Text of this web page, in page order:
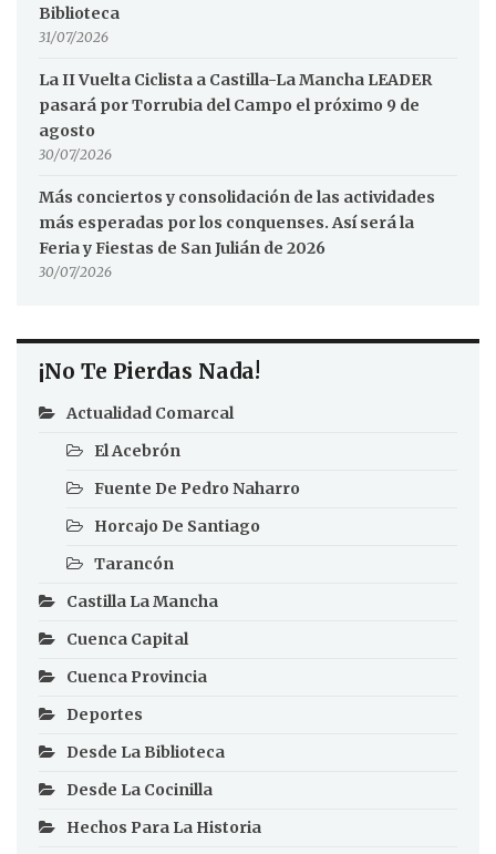
Biblioteca
31/07/2026
La II Vuelta Ciclista a Castilla-La Mancha LEADER
pasará por Torrubia del Campo el próximo 9 de
agosto
30/07/2026
Más conciertos y consolidación de las actividades
más esperadas por los conquenses. Así será la
Feria y Fiestas de San Julián de 2026
30/07/2026
¡No Te Pierdas Nada!
Actualidad Comarcal
El Acebrón
Fuente De Pedro Naharro
Horcajo De Santiago
Tarancón
Castilla La Mancha
Cuenca Capital
Cuenca Provincia
Deportes
Desde La Biblioteca
Desde La Cocinilla
Hechos Para La Historia